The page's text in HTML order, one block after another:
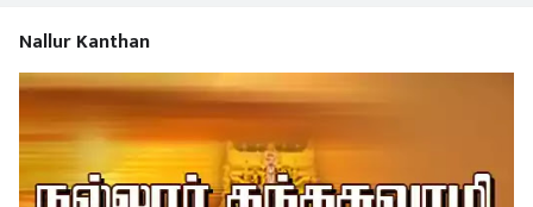
Nallur Kanthan